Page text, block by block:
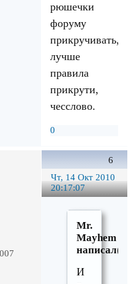
рюшечки
форуму
прикручивать,
лучше
правила
прикрути,
чесслово.
0
6
Чт, 14 Окт 2010
20:17:07
Mr.
Mayhem
И